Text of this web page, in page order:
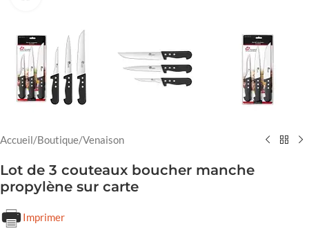
Accueil/Boutique/Venaison
Lot de 3 couteaux boucher manche
propylène sur carte
Imprimer